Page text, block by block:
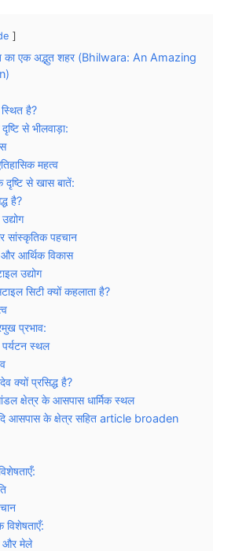
का एक अद्भुत शहर (Bhilwara: An Amazing
स्थित है?
से भीलवाड़ा:
महत्व
दृष्टि से खास बातें:
है?
सांस्कृतिक पहचान
और आर्थिक विकास
उद्योग
सिटी क्यों कहलाता है?
प्रभाव:
स्थल
क्यों प्रसिद्ध है?
क्षेत्र के आसपास धार्मिक स्थल
आसपास के क्षेत्र सहित article broaden
विशेषताएँ:
और मेले